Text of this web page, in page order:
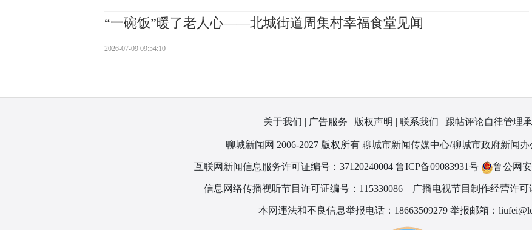
“一碗饭”暖了老人心——北城街道周集村幸福食堂见闻
2026-07-09 09:54:10
关于我们 | 广告服务 | 版权声明 | 联系我们 | 跟帖评论自律管理
聊城新闻网 2006-2027 版权所有 聊城市新闻传媒中心/聊城市政府新闻
互联网新闻信息服务许可证编号：37120240004 鲁ICP备09083931号 鲁公网
信息网络传播视听节目许可证编号：115330086 广播电视节目制作经营许
本网违法和不良信息举报电话：18663509279 举报邮箱：